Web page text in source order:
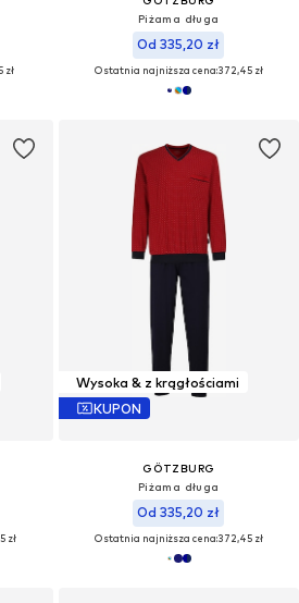
zł
Piżama długa
Od 335,20 zł
Ostatnia najniższa cena:372,45 zł
zł
Wysoka & z krągłościami
KUPON
GÖTZBURG
Piżama długa
Od 335,20 zł
Ostatnia najniższa cena:372,45 zł